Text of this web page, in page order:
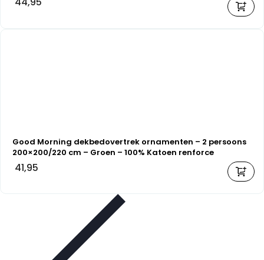
Good Morning dekbedovertrek ornamenten – 2 persoons
200×200/220 cm – Groen – 100% Katoen renforce
41,95